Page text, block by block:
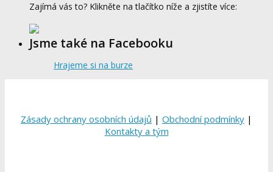
Zajímá vás to? Klikněte na tlačítko níže a zjistíte více:
Jsme také na Facebooku
Hrajeme si na burze
Zásady ochrany osobních údajů | Obchodní podmínky |
Kontakty a tým